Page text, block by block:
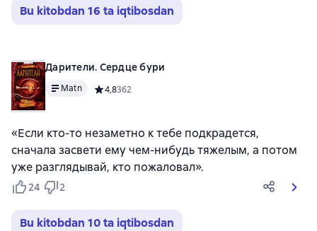
Bu kitobdan 16 ta iqtibosdan
Дарители. Сердце бури
Matn Средний рейтинг 4,8 на основе 362 оценок
4,8362
«Если кто-то незаметно к тебе подкрадется,
сначала засвети ему чем-нибудь тяжелым, а потом
уже разглядывай, кто пожаловал».
24 2
Bu kitobdan 10 ta iqtibosdan